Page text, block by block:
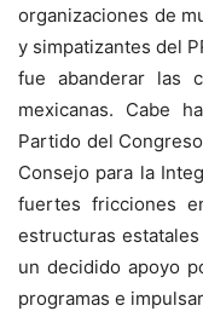
organizaciones de
y simpatizantes del
fue abanderar las
mexicanas. Cabe
Partido del
Consejo para la
fuertes fricciones
estructuras
un decidido apoyo
programas e